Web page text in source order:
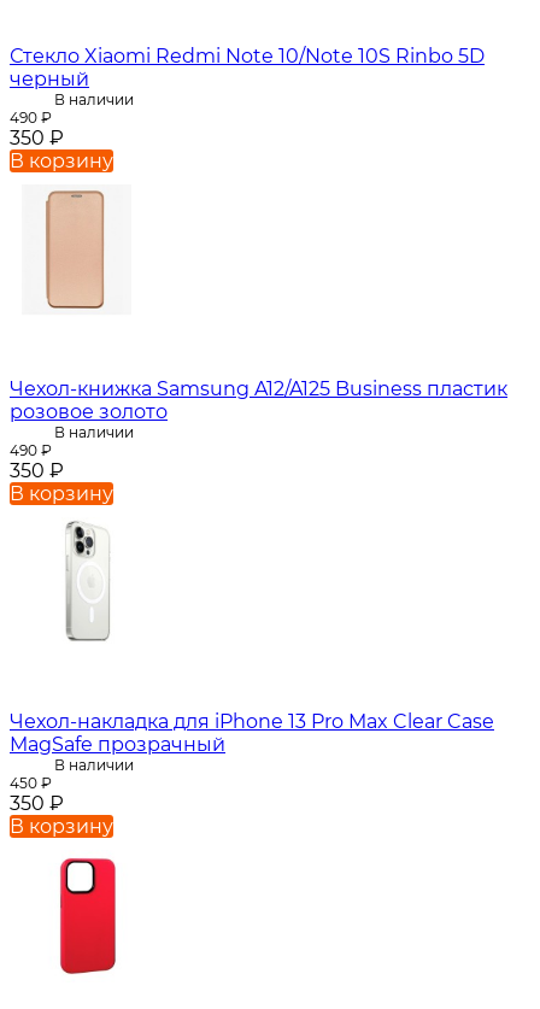
Стекло Xiaomi Redmi Note 10/Note 10S Rinbo 5D
черный
В наличии
490 ₽
350 ₽
В корзину
Чехол-книжка Samsung A12/A125 Business пластик
розовое золото
В наличии
490 ₽
350 ₽
В корзину
Чехол-накладка для iPhone 13 Pro Max Clear Case
MagSafe прозрачный
В наличии
450 ₽
350 ₽
В корзину